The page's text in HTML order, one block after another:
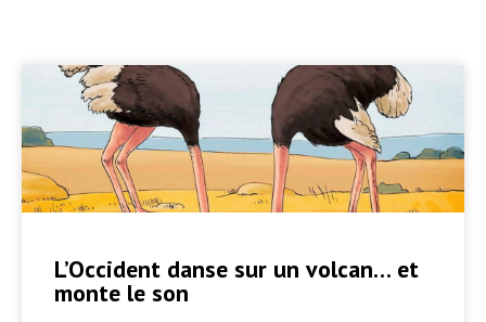
L’Occident danse sur un volcan… et
monte le son